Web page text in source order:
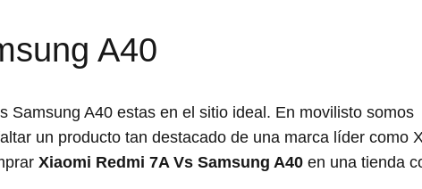
A40
Samsung A40 estas en el sitio ideal. En movilisto somos
un producto tan destacado de una marca líder como
Xiaomi Redmi 7A Vs Samsung A40 en una tienda